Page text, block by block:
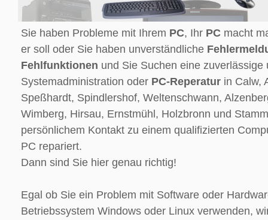
Sie haben Probleme mit Ihrem PC, Ihr PC macht
er soll oder Sie haben unverständliche
Fehlfunktionen und Sie Suchen eine zuverlässige
Systemadministration oder PC-Reperatur in Calw,
Speßhardt, Spindlershof, Weltenschwann,
Wimberg, Hirsau, Ernstmühl, Holzbronn und
persönlichem Kontakt zu einem qualifizierten
PC repariert.
Dann sind Sie hier genau richtig!
Egal ob Sie ein Problem mit Software oder
Betriebssystem Windows oder Linux verwenden,